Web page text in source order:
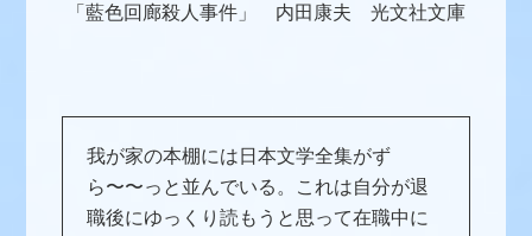
「藍色回廊殺人事件」 内田康夫 光文社文庫
我が家の本棚には日本文学全集がず
ら〜〜っと並んでいる。これは自分が退
職後にゆっくり読もうと思って在職中に